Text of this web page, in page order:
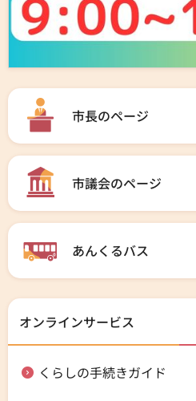
市長のページ
市議会のページ
あんくるバス
オンラインサービス
くらしの手続きガイド